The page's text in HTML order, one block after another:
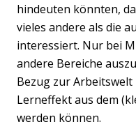
hindeuten könnten,
vieles andere als die
interessiert. Nur bei
andere Bereiche
Bezug zur
Lerneffekt aus dem
werden können.